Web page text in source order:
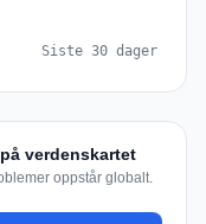
Siste 30 dager
verdenskartet
oppstår globalt.